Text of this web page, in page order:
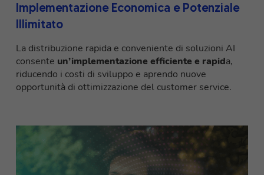
Implementazione Economica e Potenziale
Illimitato
La distribuzione rapida e conveniente di soluzioni AI
consente un’implementazione efficiente e rapida,
riducendo i costi di sviluppo e aprendo nuove
opportunità di ottimizzazione del customer service.